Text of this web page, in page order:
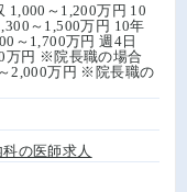
1,000～1,200万円 10
～1,500万円 10年
～1,700万円 週4日
万円 ※院長職の場合
2,000万円 ※院長職の
の医師求人